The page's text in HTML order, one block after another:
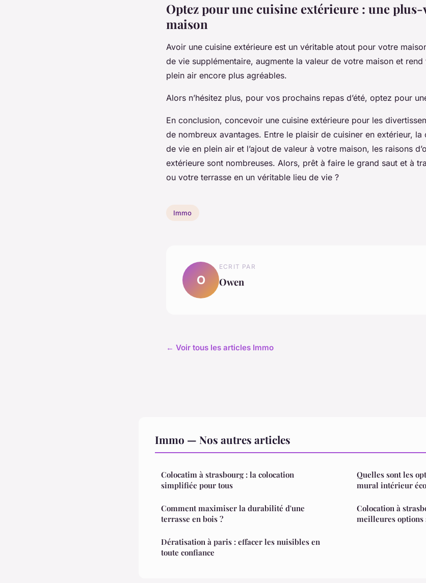
Optez pour une cuisine extérieure : une
maison
Avoir une cuisine extérieure est un véritable atout pour votre
de vie supplémentaire, augmente la valeur de votre maison et
plein air encore plus agréables.
Alors n’hésitez plus, pour vos prochains repas d’été, optez pour
En conclusion, concevoir une cuisine extérieure pour les
de nombreux avantages. Entre le plaisir de cuisiner en extérieur, la
de vie en plein air et l’ajout de valeur à votre maison, les raisons
extérieure sont nombreuses. Alors, prêt à faire le grand saut et à
ou votre terrasse en un véritable lieu de vie ?
Immo
O
ECRIT PAR
Owen
← Voir tous les articles Immo
Immo — Nos autres articles
Colocatim à strasbourg : la colocation
simplifiée pour tous
Comment maximiser la durabilité d'une
terrasse en bois ?
Dératisation à paris : effacer les nuisibles en
toute confiance
Quelles sont les
mural intérieur
Colocation à
meilleures options